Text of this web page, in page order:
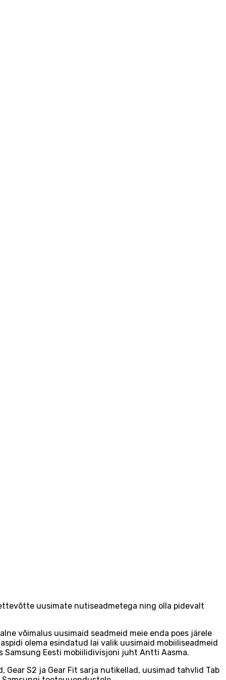
uusimate nutiseadmetega ning olla pidevalt
võimalus uusimaid seadmeid meie enda poes järele
olema esindatud lai valik uusimaid mobiiliseadmeid
Samsung Eesti mobiilidivisjoni juht Antti Aasma.
Gear S2 ja Gear Fit sarja nutikellad, uusimad tahvlid Tab